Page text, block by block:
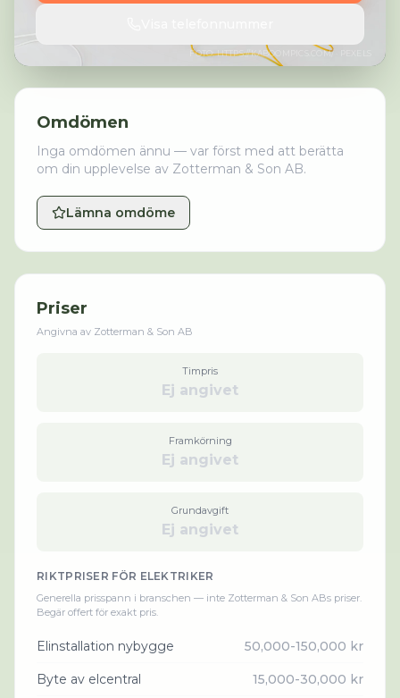
FOTO:HTTPS://KABOOMPICS.COM/· PEXELS
Omdömen
Inga omdömen ännu — var först med att berätta
om din upplevelse av Zotterman & Son AB.
Lämna omdöme
Priser
Angivna av Zotterman & Son AB
Timpris
Ej angivet
Framkörning
Ej angivet
Grundavgift
Ej angivet
RIKTPRISER FÖR ELEKTRIKER
Generella prisspann i branschen — inte Zotterman & Son ABs priser.
Begär offert för exakt pris.
Elinstallation nybygge 50,000-150,000 kr
Byte av elcentral 15,000-30,000 kr